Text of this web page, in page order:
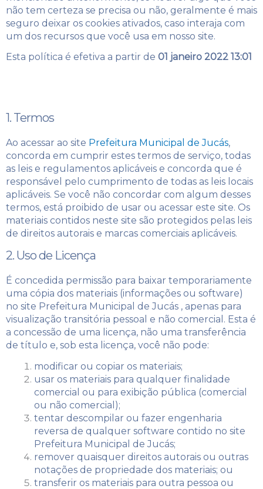
não tem certeza se precisa ou não, geralmente é mais
seguro deixar os cookies ativados, caso interaja com
um dos recursos que você usa em nosso site.
Esta política é efetiva a partir de 01 janeiro 2022 13:01
1. Termos
Ao acessar ao site Prefeitura Municipal de Jucás,
concorda em cumprir estes termos de serviço, todas
as leis e regulamentos aplicáveis ​​e concorda que é
responsável pelo cumprimento de todas as leis locais
aplicáveis. Se você não concordar com algum desses
termos, está proibido de usar ou acessar este site. Os
materiais contidos neste site são protegidos pelas leis
de direitos autorais e marcas comerciais aplicáveis.
2. Uso de Licença
É concedida permissão para baixar temporariamente
uma cópia dos materiais (informações ou software)
no site Prefeitura Municipal de Jucás , apenas para
visualização transitória pessoal e não comercial. Esta é
a concessão de uma licença, não uma transferência
de título e, sob esta licença, você não pode:
modificar ou copiar os materiais;
usar os materiais para qualquer finalidade
comercial ou para exibição pública (comercial
ou não comercial);
tentar descompilar ou fazer engenharia
reversa de qualquer software contido no site
Prefeitura Municipal de Jucás;
remover quaisquer direitos autorais ou outras
notações de propriedade dos materiais; ou
transferir os materiais para outra pessoa ou